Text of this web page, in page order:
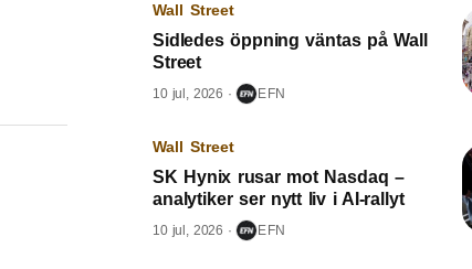
Wall Street
Sidledes öppning väntas på Wall
Street
10 jul, 2026 EFN
Wall Street
SK Hynix rusar mot Nasdaq –
analytiker ser nytt liv i AI-rallyt
10 jul, 2026 EFN